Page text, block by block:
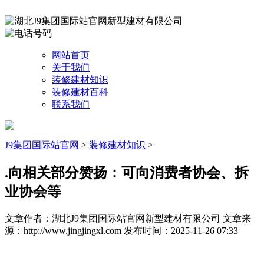
网站首页
关于我们
装修建材知识
装修建材百科
联系我们
J9集团国际站官网 > 装修建材知识 >
.向相关部分赞扬：可向消费者协会、拆
业协会等
文章作者：湖北J9集团国际站官网新型建材有限公司 文章来
源：http://www.jingjingxl.com 发布时间：2025-11-26 07:33